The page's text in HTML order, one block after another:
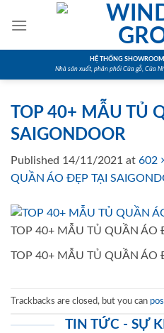
HỆ THỐNG
Nhà sản xuất, phân phối Cửa gỗ, Cửa
TOP 40+ MẪU TỦ
SAIGONDOOR
Published 14/11/2021 at 602
QUẦN ÁO ĐẸP TẠI
TOP 40+ MẪU TỦ QUẦN ÁO
TOP 40+ MẪU TỦ QUẦN ÁO
Trackbacks are closed, but you can
TIN TỨC - SỰ